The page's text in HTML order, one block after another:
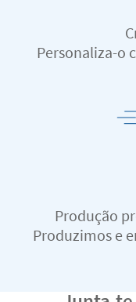
Personaliza-o
Produção
Produzimos e